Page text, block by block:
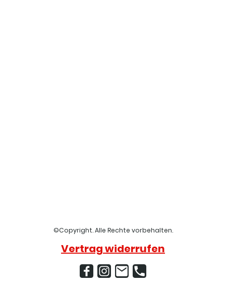
©Copyright. Alle Rechte vorbehalten.
Vertrag widerrufen